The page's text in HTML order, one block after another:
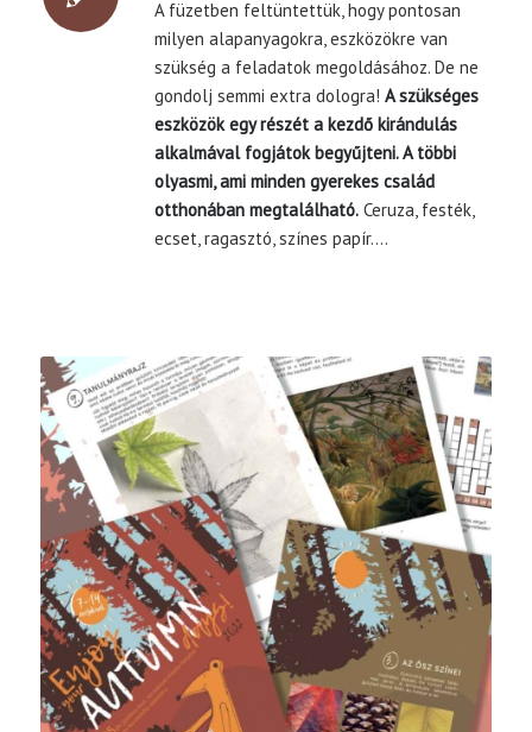
A füzetben feltüntettük, hogy pontosan
milyen alapanyagokra, eszközökre van
szükség a feladatok megoldásához. De ne
gondolj semmi extra dologra! A szükséges
eszközök egy részét a kezdő kirándulás
alkalmával fogjátok begyűjteni. A többi
olyasmi, ami minden gyerekes család
otthonában megtalálható.Ceruza, festék,
ecset, ragasztó, színes papír….